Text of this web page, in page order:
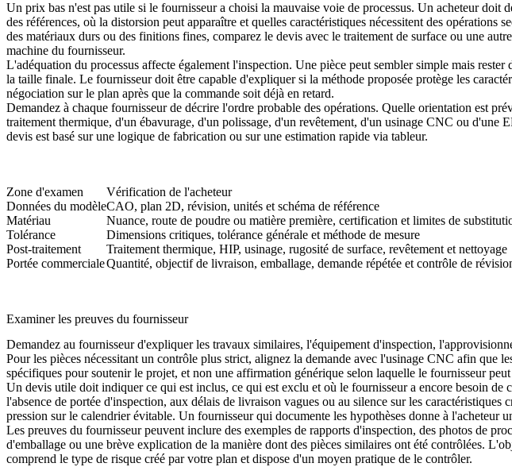
Un prix bas n'est pas utile si le fournisseur a choisi la mauvaise voie de processus. Un acheteur doit
des références, où la distorsion peut apparaître et quelles caractéristiques nécessitent des
des matériaux durs ou des finitions fines, comparez le devis avec le traitement de surface ou une
machine du fournisseur.
L'adéquation du processus affecte également l'inspection. Une pièce peut sembler simple mais
la taille finale. Le fournisseur doit être capable d'expliquer si la méthode proposée protège les
négociation sur le plan après que la commande soit déjà en retard.
Demandez à chaque fournisseur de décrire l'ordre probable des opérations. Quelle orientation est
traitement thermique, d'un ébavurage, d'un polissage, d'un revêtement, d'un usinage CNC ou
devis est basé sur une logique de fabrication ou sur une estimation rapide via tableur.
Zone d'examen Vérification de l'acheteur
Données du modèleCAO, plan 2D, révision, unités et schéma de référence
Matériau
Nuance, route de poudre ou matière première, certification et limites de
Tolérance
Dimensions critiques, tolérance générale et méthode de mesure
Post-traitement
Traitement thermique, HIP, usinage, rugosité de surface, revêtement et nettoyage
Portée commercialeQuantité, objectif de livraison, emballage, demande répétée et contrôle de
Examiner les preuves du fournisseur
Demandez au fournisseur d'expliquer les travaux similaires, l'équipement d'inspection,
Pour les pièces nécessitant un contrôle plus strict, alignez la demande avec l'usinage CNC afin que
spécifiques pour soutenir le projet, et non une affirmation générique selon laquelle le fournisseur
Un devis utile doit indiquer ce qui est inclus, ce qui est exclu et où le fournisseur a encore besoin
l'absence de portée d'inspection, aux délais de livraison vagues ou au silence sur les
pression sur le calendrier évitable. Un fournisseur qui documente les hypothèses donne à l'acheteur
Les preuves du fournisseur peuvent inclure des exemples de rapports d'inspection, des photos de
d'emballage ou une brève explication de la manière dont des pièces similaires ont été contrôlées.
comprend le type de risque créé par votre plan et dispose d'un moyen pratique de le contrôler.